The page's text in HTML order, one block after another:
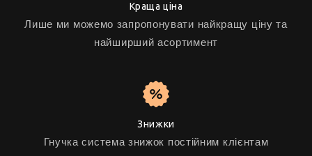
Краща ціна
Лише ми можемо запропонувати найкращу ціну та
найширший асортимент
Знижки
Гнучка система знижок постійним клієнтам